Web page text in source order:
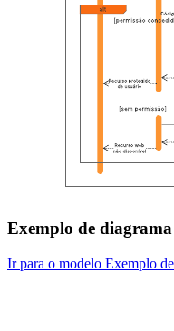
Exemplo de diagrama
Ir para o modelo Exemplo